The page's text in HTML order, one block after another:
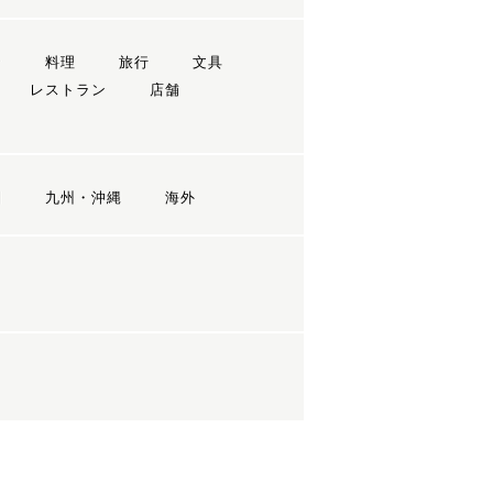
料理 旅行
文具
レストラン
店舗
九州・沖縄 海外